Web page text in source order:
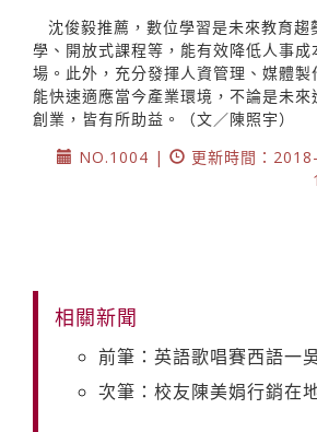
沈俊毅推薦，數位學習是未來教育趨
學、開放式課程等，能有效降低人事成
場。此外，充分發揮人資管理、媒體製
能快速適應當今產業環境，不論是未來
創業，皆有所助益。（文／陳照宇）
NO.1004 |
更新時間：
相關新聞
前筆：英語歌唱賽西語一
次筆：校友陳美娟行銷在